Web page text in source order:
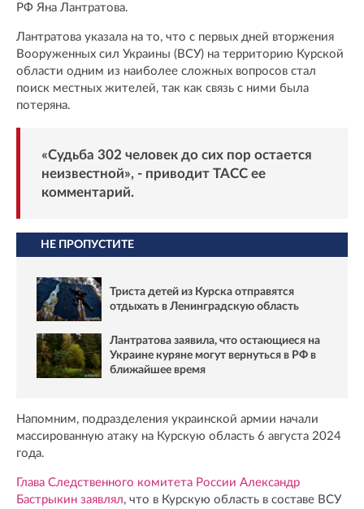
РФ Яна Лантратова.
Лантратова указала на то, что с первых дней вторжения
Вооруженных сил Украины (ВСУ) на территорию Курской
области одним из наиболее сложных вопросов стал
поиск местных жителей, так как связь с ними была
потеряна.
«Судьба 302 человек до сих пор остается
неизвестной», - приводит ТАССее
комментарий.
НЕ ПРОПУСТИТЕ
Триста детей из Курска отправятся
отдыхать в Ленинградскую область
Лантратова заявила, что остающиеся на
Украине куряне могут вернуться в РФ в
ближайшее время
Напомним, подразделения украинской армии начали
массированную атаку на Курскую область 6 августа 2024
года.
Глава Следственного комитета России Александр
Бастрыкин заявлял, что в Курскую область в составе ВСУ